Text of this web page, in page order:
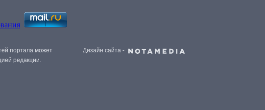
портала может
редакции.
Дизайн сайта -